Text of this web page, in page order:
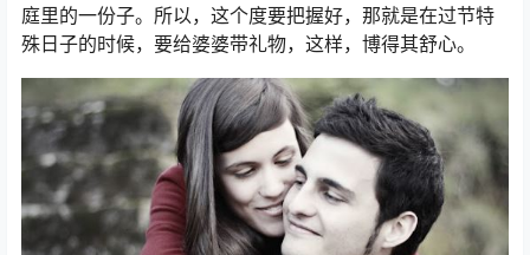
庭里的一份子。所以，这个度要把握好，那就是在过节特
殊日子的时候，要给婆婆带礼物，这样，博得其舒心。